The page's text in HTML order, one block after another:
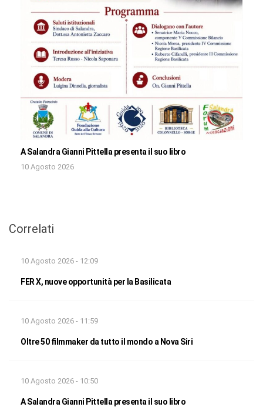
A Salandra Gianni Pittella presenta il suo libro
10 Agosto 2026
Correlati
10 Agosto 2026 - 12:09
FER X, nuove opportunità per la Basilicata
10 Agosto 2026 - 11:59
Oltre 50 filmmaker da tutto il mondo a Nova Siri
10 Agosto 2026 - 10:50
A Salandra Gianni Pittella presenta il suo libro